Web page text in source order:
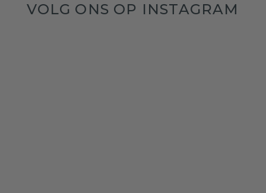
VOLG ONS OP INSTAGRAM